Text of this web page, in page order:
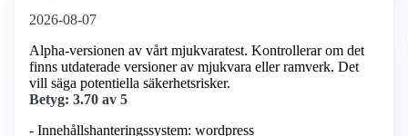
2026-08-07
Alpha-versionen av vårt mjukvaratest. Kontrollerar om det
finns utdaterade versioner av mjukvara eller ramverk. Det
vill säga potentiella säkerhetsrisker.
Betyg: 3.70 av 5
- Innehållshanteringssystem: wordpress